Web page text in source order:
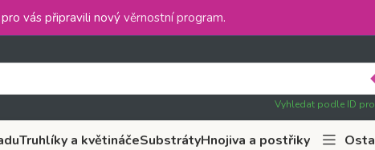
vás připravili nový věrnostní program.
Vyhledat podle ID
Truhlíky a květináčeSubstrátyHnojiva a postřiky